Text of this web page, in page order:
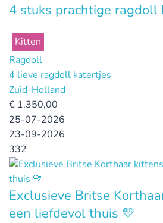
4 stuks prachtige ragdoll
Kitten
Ragdoll
4 lieve ragdoll katertjes
Zuid-Holland
€ 1.350,00
25-07-2026
23-09-2026
332
Exclusieve Britse
een liefdevol thuis 💛